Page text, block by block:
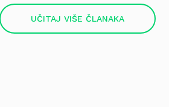
UČITAJ VIŠE ČLANAKA